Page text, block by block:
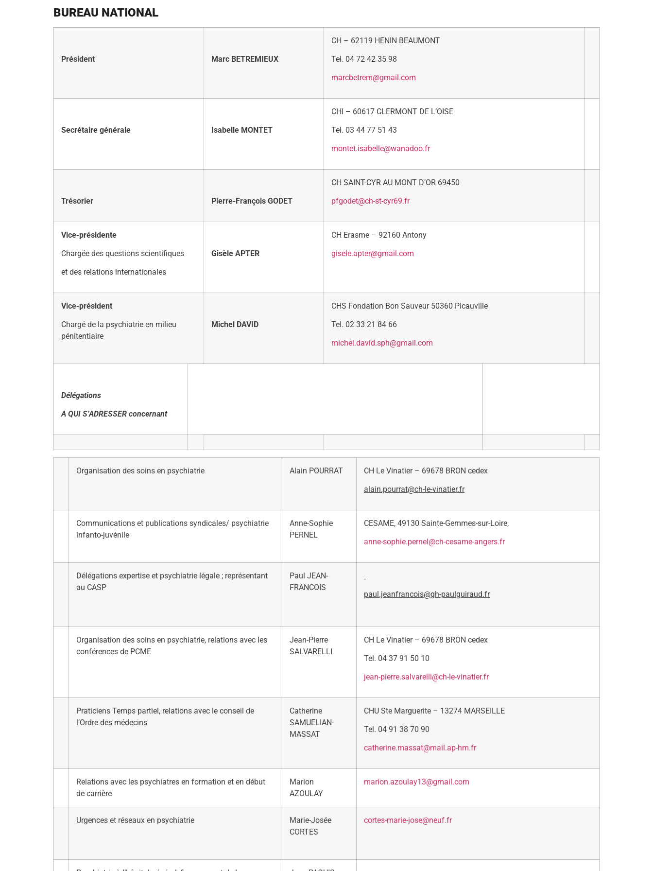
BUREAU NATIONAL
Président Marc BETREMIEUX
CH – 62119 HENIN BEAUMONT
Tel. 04 72 42 35 98
marcbetrem@gmail.com
Secrétaire générale Isabelle MONTET
CHI – 60617 CLERMONT DE L’OISE
Tel. 03 44 77 51 43
montet.isabelle@wanadoo.fr
Trésorier Pierre-François GODET
CH SAINT-CYR AU MONT D’OR 69450
pfgodet@ch-st-cyr69.fr
Vice-présidente
Chargée des questions scientifiques
et des relations internationales
Gisèle APTER
CH Erasme – 92160 Antony
gisele.apter@gmail.com
Vice-président
Chargé de la psychiatrie en milieu
pénitentiaire
Michel DAVID
CHS Fondation Bon Sauveur 50360 Picauville
Tel. 02 33 21 84 66
michel.david.sph@gmail.com
Délégations
A QUI S’ADRESSER concernant
Organisation des soins en psychiatrie Alain POURRAT CH Le Vinatier – 69678 BRON cedex
alain.pourrat@ch-le-vinatier.fr
Communications et publications syndicales/ psychiatrie
infanto-juvénile
Anne-Sophie
PERNEL
CESAME, 49130 Sainte-Gemmes-sur-Loire,
anne-sophie.pernel@ch-cesame-angers.fr
Délégations expertise et psychiatrie légale ; représentant
au CASP
Paul JEAN-
FRANCOIS
paul.jeanfrancois@gh-paulguiraud.fr
Organisation des soins en psychiatrie, relations avec les
conférences de PCME
Jean-Pierre
SALVARELLI
CH Le Vinatier – 69678 BRON cedex
Tel. 04 37 91 50 10
jean-pierre.salvarelli@ch-le-vinatier.fr
Praticiens Temps partiel, relations avec le conseil de
l’Ordre des médecins
Catherine
SAMUELIAN-
MASSAT
CHU Ste Marguerite – 13274 MARSEILLE
Tel. 04 91 38 70 90
catherine.massat@mail.ap-hm.fr
Relations avec les psychiatres en formation et en début
de carrière
Marion
AZOULAY
marion.azoulay13@gmail.com
Urgences et réseaux en psychiatrie
Marie-Josée
CORTES
cortes-marie-jose@neuf.fr